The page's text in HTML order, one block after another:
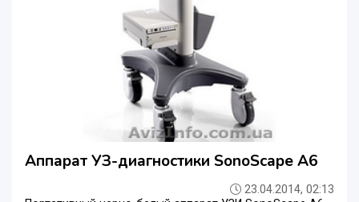
Аппарат УЗ-диагностики SonoScape A6
23.04.2014, 02:13